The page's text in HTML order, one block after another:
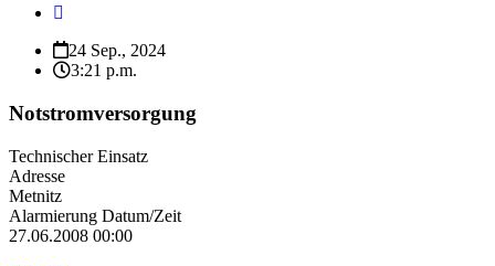
24 Sep., 2024
3:21 p.m.
Notstromversorgung
Technischer Einsatz
Adresse
Metnitz
Alarmierung Datum/Zeit
27.06.2008 00:00